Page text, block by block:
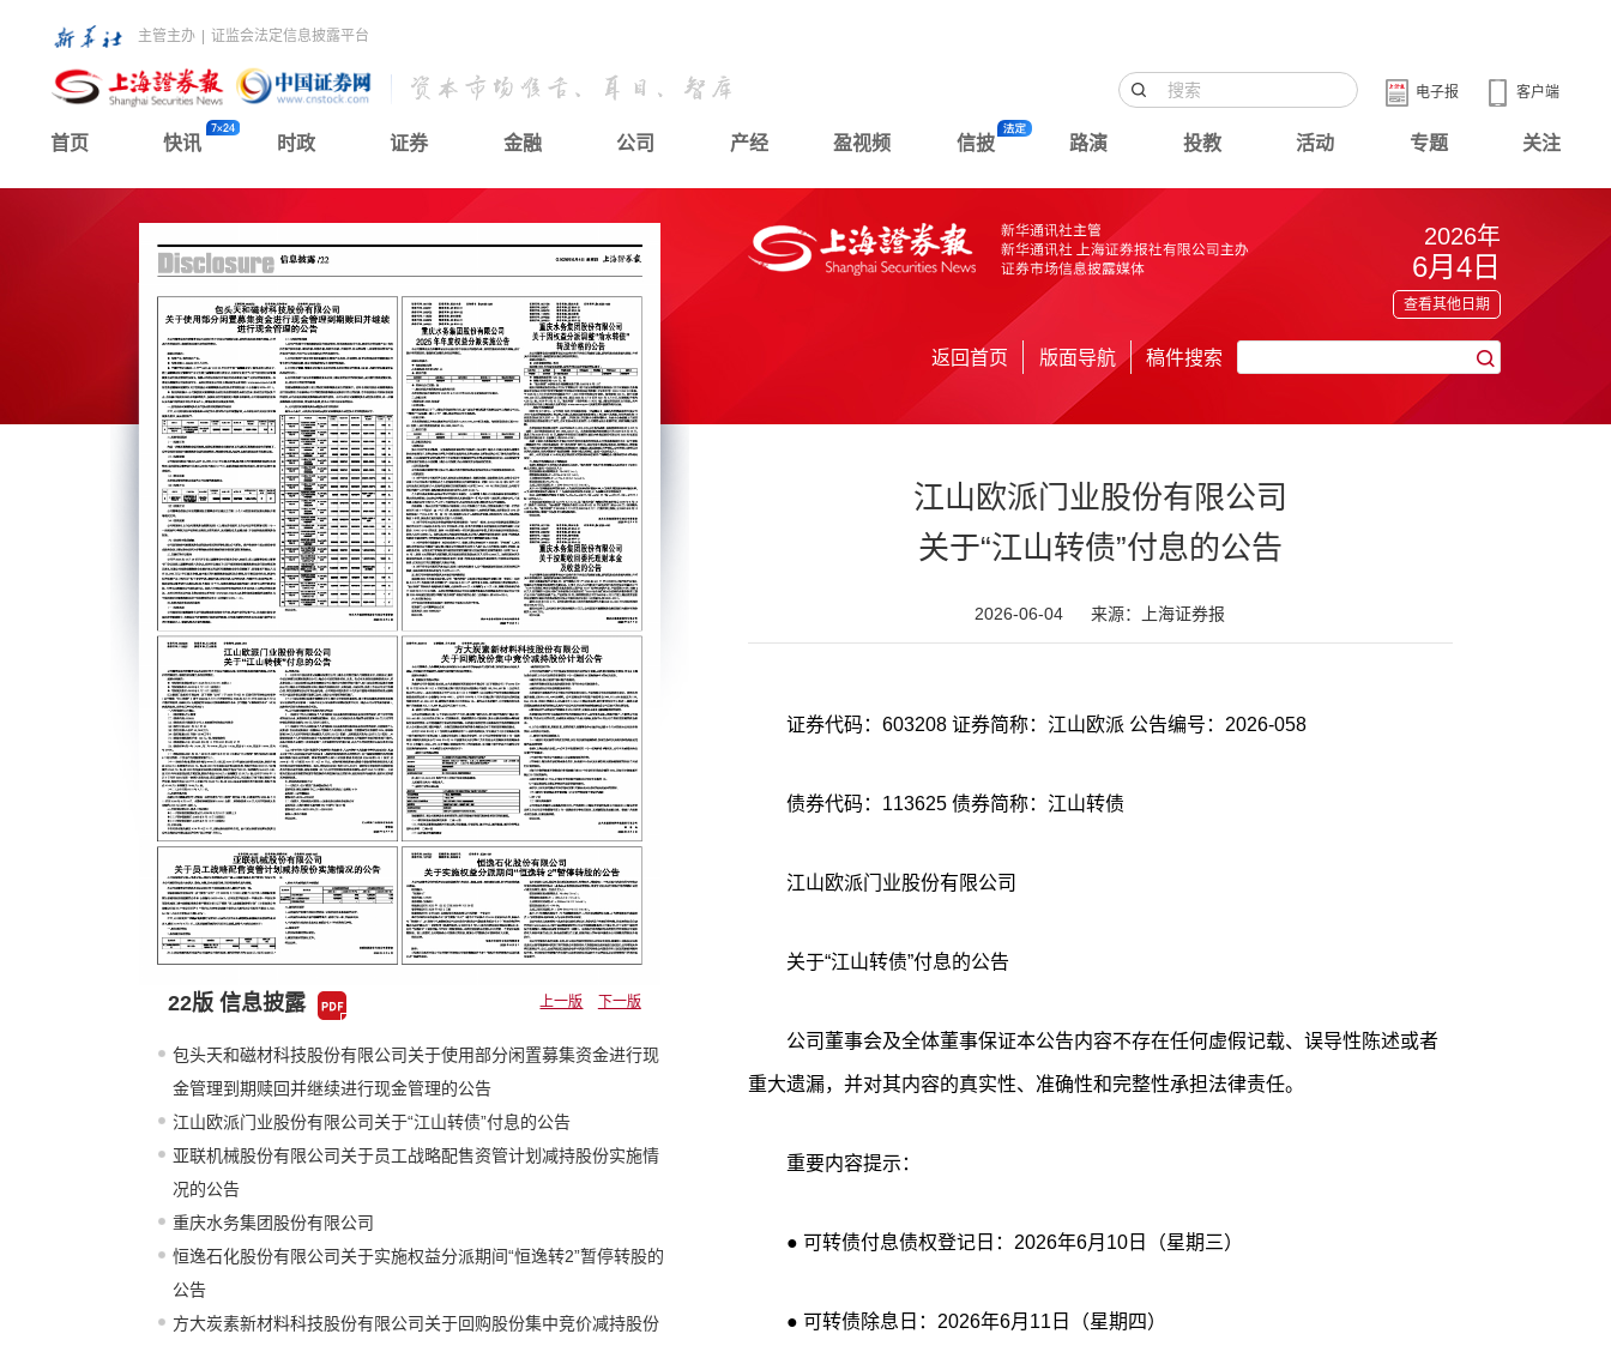
主管主办 证监会法定信息披露平台
客户端
电子报
首页 快讯 时政 证券 金融 公司 产经 盈视频 信披 路演 投教 活动 专题 关注
22版 信息披露 上一版 下一版
包头天和磁材科技股份有限公司关于使用部分闲置募集资金进行现
金管理到期赎回并继续进行现金管理的公告
江山欧派门业股份有限公司关于“江山转债”付息的公告
亚联机械股份有限公司关于员工战略配售资管计划减持股份实施情
况的公告
重庆水务集团股份有限公司
恒逸石化股份有限公司关于实施权益分派期间“恒逸转2”暂停转股的
公告
方大炭素新材料科技股份有限公司关于回购股份集中竞价减持股份
2026年
6月4日
查看其他日期
返回首页 版面导航 稿件搜索
江山欧派门业股份有限公司
关于“江山转债”付息的公告
2026-06-04 来源：上海证券报
证券代码：603208 证券简称：江山欧派 公告编号：2026-058
债券代码：113625 债券简称：江山转债
江山欧派门业股份有限公司
关于“江山转债”付息的公告
公司董事会及全体董事保证本公告内容不存在任何虚假记载、误导性陈述或者
重大遗漏，并对其内容的真实性、准确性和完整性承担法律责任。
重要内容提示：
● 可转债付息债权登记日：2026年6月10日（星期三）
● 可转债除息日：2026年6月11日（星期四）